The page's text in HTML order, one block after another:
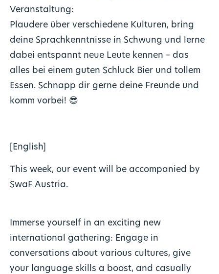
Veranstaltung:
Plaudere über verschiedene Kulturen, bring
deine Sprachkenntnisse in Schwung und lerne
dabei entspannt neue Leute kennen – das
alles bei einem guten Schluck Bier und tollem
Essen. Schnapp dir gerne deine Freunde und
komm vorbei! 😎
[English]
This week, our event will be accompanied by
SwaF Austria.
Immerse yourself in an exciting new
international gathering: Engage in
conversations about various cultures, give
your language skills a boost, and casually